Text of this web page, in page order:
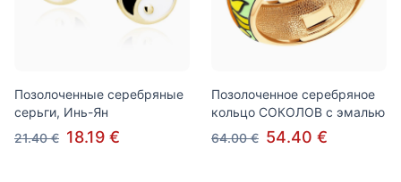
Позолоченные серебряные
серьги, Инь-Ян
21.40 € 18.19 €
Позолоченное серебряное
кольцо СОКОЛОВ с эмалью
64.00 € 54.40 €